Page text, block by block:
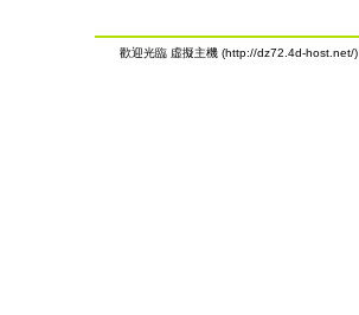
歡迎光臨 虛擬主機 (http://dz72.4d-host.net/)